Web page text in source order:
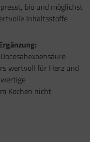
bio und möglichst
Inhaltsstoffe
wertvoll für Herz und
Kochen nicht